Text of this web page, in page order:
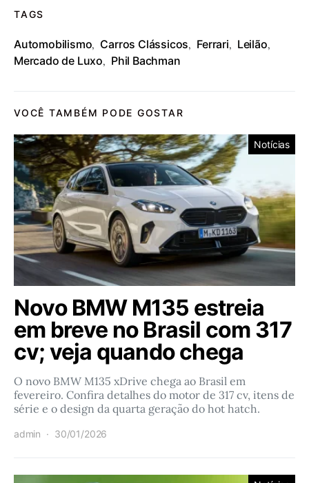
TAGS
Automobilismo, Carros Clássicos, Ferrari, Leilão,
Mercado de Luxo, Phil Bachman
VOCÊ TAMBÉM PODE GOSTAR
Notícias
Novo BMW M135 estreia
em breve no Brasil com 317
cv; veja quando chega
O novo BMW M135 xDrive chega ao Brasil em
fevereiro. Confira detalhes do motor de 317 cv, itens de
série e o design da quarta geração do hot hatch.
admin 30/01/2026